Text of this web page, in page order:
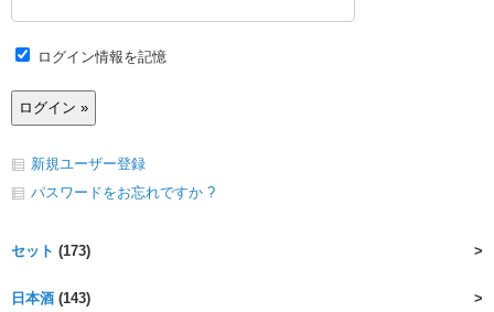
ログイン情報を記憶
新規ユーザー登録
パスワードをお忘れですか ?
セット (173)
日本酒 (143)